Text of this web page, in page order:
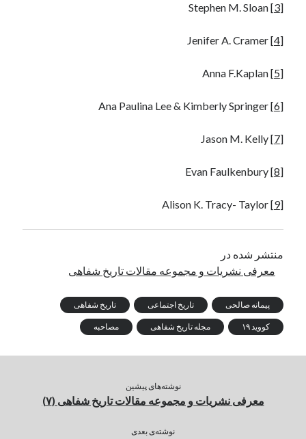
[3]
Stephen M. Sloan
[4]
Jenifer A. Cramer
[5]
Anna F.Kaplan
[6]
Ana Paulina Lee & Kimberly Springer
[7]
Jason M. Kelly
[8]
Evan Faulkenbury
[9]
Alison K. Tracy- Taylor
منتشر شده در
معرفی نشریات و مجموعه مقالات تاریخ شفاهی
پیمانه صالحی تاریخ اجتماعی تاریخ شفاهی
کووید ۱۹ مجله تاریخ شفاهی مصاحبه
نوشته‌های پیشین
معرفی نشریات و مجموعه مقالات تاریخ شفاهی (۷)
نوشته‌ی بعدی